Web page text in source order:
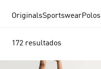
OriginalsSportswearPolos
172 resultados